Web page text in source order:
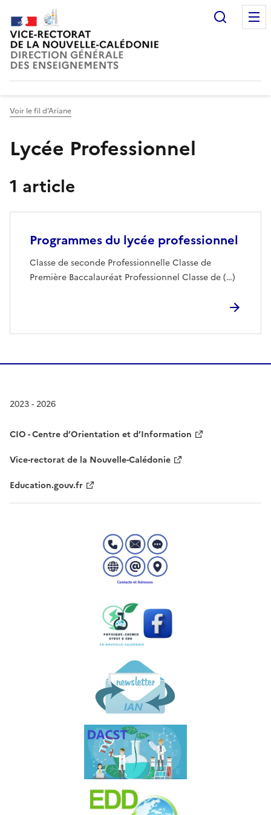
Voir le fil d’Ariane
Lycée Professionnel
1 article
Programmes du lycée professionnel
Classe de seconde Professionnelle Classe de
Première Baccalauréat Professionnel Classe de (…)
2023 - 2026
CIO - Centre d’Orientation et d’Information
Vice-rectorat de la Nouvelle-Calédonie
Education.gouv.fr